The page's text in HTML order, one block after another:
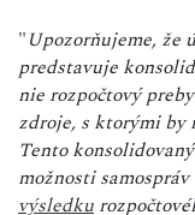
"Upozorňujeme, že
predstavuje
nie rozpočtový
zdroje, s ktorými by
Tento
možnosti
výsledku